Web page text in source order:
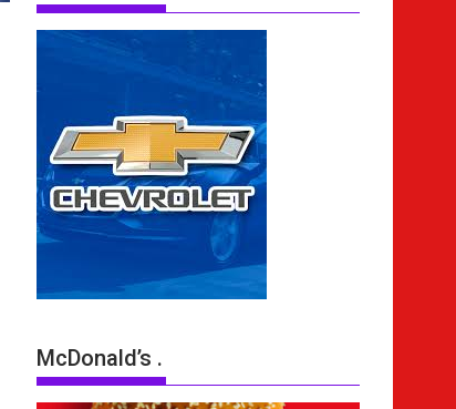
McDonald’s .